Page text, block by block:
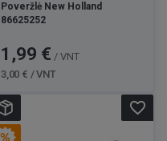
Poveržlė New Holland
86625252
Kaina
1,99 € / VNT
3,00 € / VNT
favorite_border